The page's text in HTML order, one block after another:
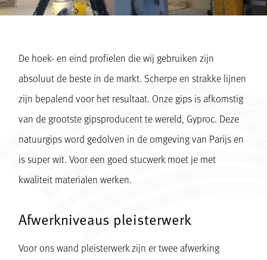
De hoek- en eind profielen die wij gebruiken zijn
absoluut de beste in de markt. Scherpe en strakke lijnen
zijn bepalend voor het resultaat. Onze gips is afkomstig
van de grootste gipsproducent te wereld, Gyproc. Deze
natuurgips word gedolven in de omgeving van Parijs en
is super wit. Voor een goed stucwerk moet je met
kwaliteit materialen werken.
Afwerkniveaus pleisterwerk
Voor ons wand pleisterwerk zijn er twee afwerking